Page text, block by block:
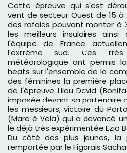
Cette épreuve qui s'est déroulée en présence d'un
vent de secteur Ouest de 15 à
des rafales pouvant monter à
les meilleurs insulaires
l'équipe de France
l'extrême sud. Ces très
météorologique ont permis
heats sur l'ensemble de la
des féminines la première
de l'épreuve Lilou David
imposée devant sa partenaire
les messieurs, victoire du
(Mare è Vela) qui a devancé
le déjà très expérimentée Ezio
Du côté des plus jeunes, la
remportée par le Figarais